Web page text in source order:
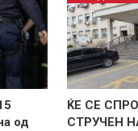
од
ЌЕ СЕ
СТРУЧЕН